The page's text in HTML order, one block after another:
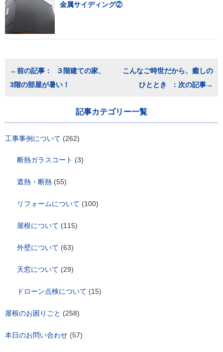
金属サイディング②
ナ
シ
ョ
ン
３階建ての家、
3階の部屋が暑い！
こんなご時世だから、癒しの
ひととき
記事カテゴリー一覧
工事事例について (262)
断熱ガラスコート (3)
遮熱・断熱 (55)
リフォームについて (100)
屋根について (115)
外壁について (63)
天窓について (29)
ドローン点検について (15)
屋根のお困りごと (258)
本日のお問い合わせ (57)